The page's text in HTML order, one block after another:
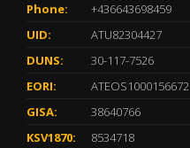
Phone:
+436643698459
UID:
ATU82304427
DUNS:
30-117-7526
EORI:
ATEOS1000156672
GISA:
38640766
KSV1870:
8534718